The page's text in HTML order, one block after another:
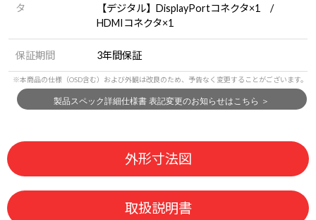
タ
【デジタル】DisplayPortコネクタ×1 /
HDMIコネクタ×1
保証期間 3年間保証
外形寸法図
取扱説明書